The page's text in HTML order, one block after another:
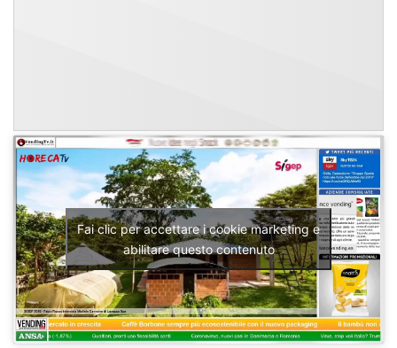
Fai clic per accettare i cookie marketing e
abilitare questo contenuto